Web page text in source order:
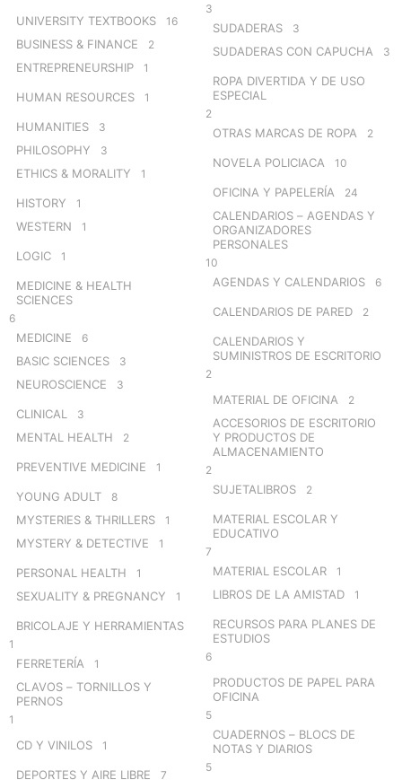
UNIVERSITY TEXTBOOKS 16
BUSINESS & FINANCE 2
ENTREPRENEURSHIP 1
HUMAN RESOURCES 1
HUMANITIES 3
PHILOSOPHY 3
ETHICS & MORALITY 1
HISTORY 1
WESTERN 1
LOGIC 1
MEDICINE & HEALTH
SCIENCES
6
MEDICINE 6
BASIC SCIENCES 3
NEUROSCIENCE 3
CLINICAL 3
MENTAL HEALTH 2
PREVENTIVE MEDICINE 1
YOUNG ADULT 8
MYSTERIES & THRILLERS 1
MYSTERY & DETECTIVE 1
PERSONAL HEALTH 1
SEXUALITY & PREGNANCY 1
BRICOLAJE Y HERRAMIENTAS
1
FERRETERÍA 1
CLAVOS – TORNILLOS Y
PERNOS
1
CD Y VINILOS 1
DEPORTES Y AIRE LIBRE 7
3
SUDADERAS 3
SUDADERAS CON CAPUCHA 3
ROPA DIVERTIDA Y DE USO
ESPECIAL
2
OTRAS MARCAS DE ROPA 2
NOVELA POLICIACA 10
OFICINA Y PAPELERÍA 24
CALENDARIOS – AGENDAS Y
ORGANIZADORES
PERSONALES
10
AGENDAS Y CALENDARIOS 6
CALENDARIOS DE PARED 2
CALENDARIOS Y
SUMINISTROS DE ESCRITORIO
2
MATERIAL DE OFICINA 2
ACCESORIOS DE ESCRITORIO
Y PRODUCTOS DE
ALMACENAMIENTO
2
SUJETALIBROS 2
MATERIAL ESCOLAR Y
EDUCATIVO
7
MATERIAL ESCOLAR 1
LIBROS DE LA AMISTAD 1
RECURSOS PARA PLANES DE
ESTUDIOS
6
PRODUCTOS DE PAPEL PARA
OFICINA
5
CUADERNOS – BLOCS DE
NOTAS Y DIARIOS
5